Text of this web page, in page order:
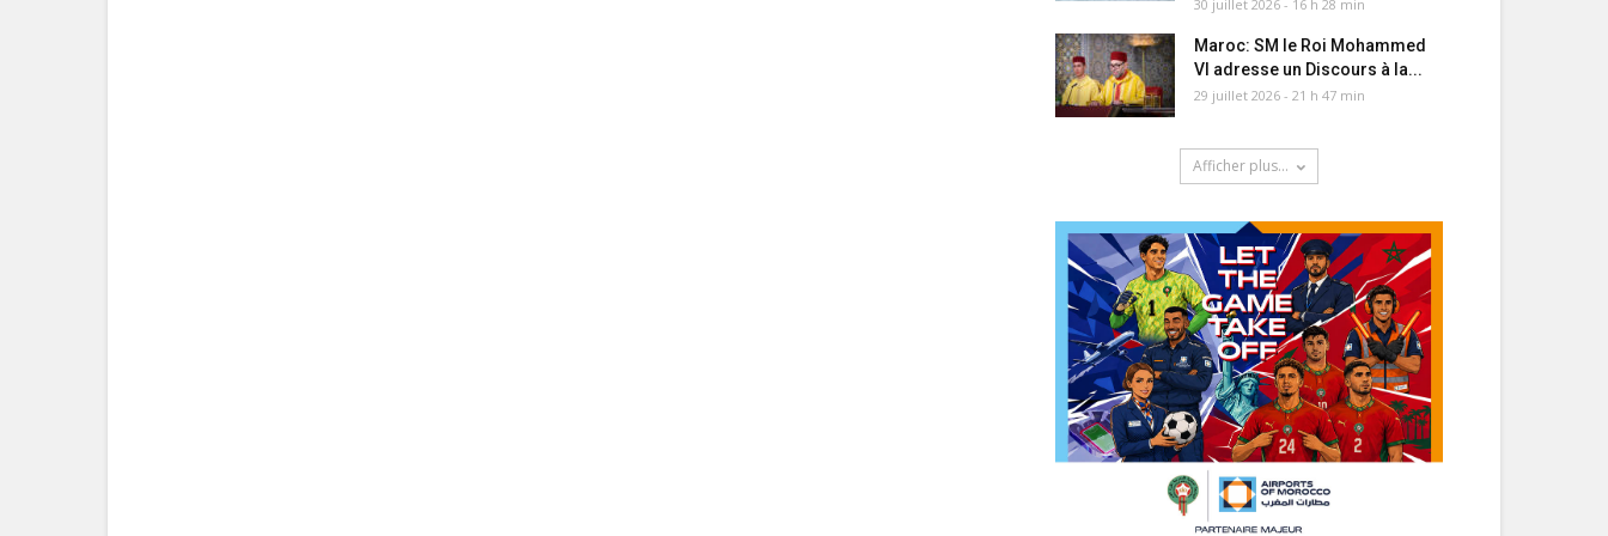
30 juillet 2026 - 16 h 28 min
Maroc: SM le Roi Mohammed
VI adresse un Discours à la...
29 juillet 2026 - 21 h 47 min
Afficher plus...